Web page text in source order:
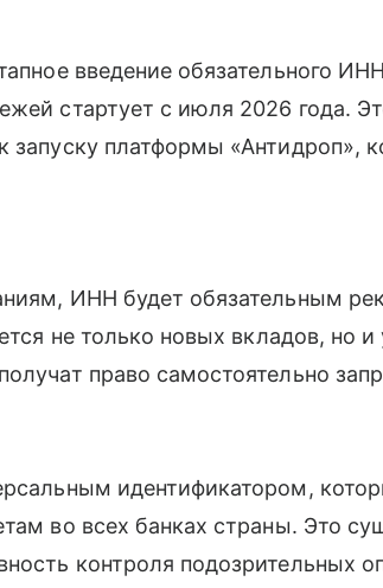
введение обязательного
стартует с июля 2026 года.
запуску платформы «Антидроп»,
ИНН будет обязательным
не только новых вкладов, но
право самостоятельно
идентификатором,
во всех банках страны. Это
контроля подозрительных